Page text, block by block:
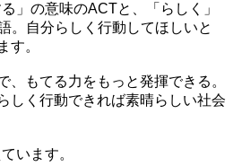
」の意味のACTと、「らしく」
。自分らしく行動してほしいと
す。
、もてる力をもっと発揮できる。
しく行動できれば素晴らしい社会
います。